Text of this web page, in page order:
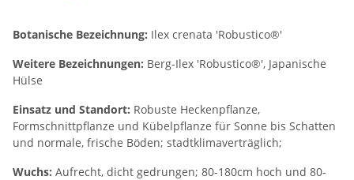
Botanische Bezeichnung: Ilex crenata 'Robustico®'
Weitere Bezeichnungen: Berg-Ilex 'Robustico®', Japanische
Hülse
Einsatz und Standort: Robuste Heckenpflanze,
Formschnittpflanze und Kübelpflanze für Sonne bis Schatten
und normale, frische Böden; stadtklimaverträglich;
Wuchs: Aufrecht, dicht gedrungen; 80-180cm hoch und 80-